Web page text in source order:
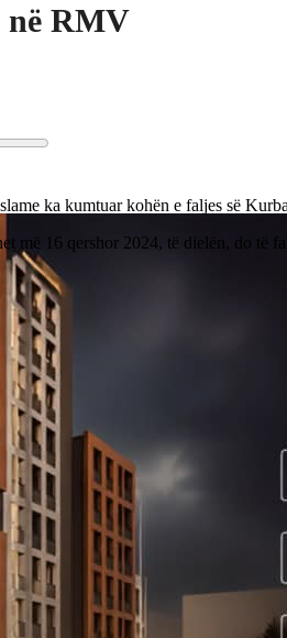
RMV
ka kumtuar kohën e faljes së
më 16 qershor 2024, të dielën, do të